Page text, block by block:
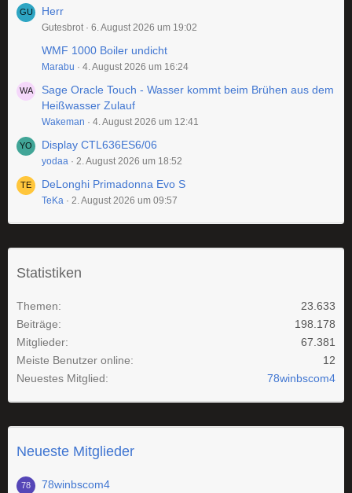
Herr
Gutesbrot 6. August 2026 um 19:02
WMF 1000 Boiler undicht
Marabu 4. August 2026 um 16:24
Sage Oracle Touch - Wasser kommt beim Brühen aus dem
Heißwasser Zulauf
Wakeman 4. August 2026 um 12:41
Display CTL636ES6/06
yodaa 2. August 2026 um 18:52
DeLonghi Primadonna Evo S
TeKa 2. August 2026 um 09:57
Statistiken
Themen
23.633
Beiträge
198.178
Mitglieder
67.381
Meiste Benutzer online
12
Neuestes Mitglied
78winbscom4
Neueste Mitglieder
78winbscom4